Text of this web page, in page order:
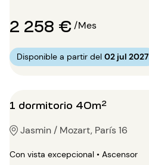
2 258 €/Mes
Disponible a partir del 02 jul 2027
1 dormitorio 40m²
Jasmin / Mozart, París 16
Con vista excepcional • Ascensor